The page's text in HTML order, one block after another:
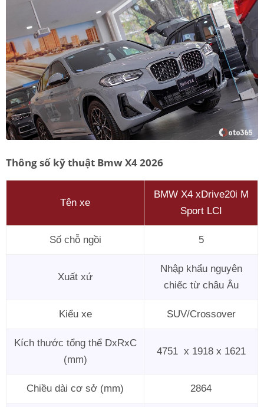
Thông số kỹ thuật Bmw X4 2026
Tên xe
BMW X4 xDrive20i M
Sport LCI
Số chỗ ngồi 5
Xuất xứ
Nhập khẩu nguyên
chiếc từ châu Âu
Kiểu xe SUV/Crossover
Kích thước tổng thể DxRxC
(mm)
4751 x 1918 x 1621
Chiều dài cơ sở (mm) 2864